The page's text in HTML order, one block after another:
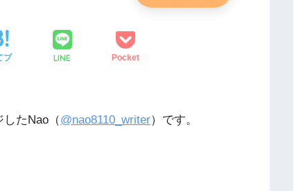
ブ LINE Pocket
たNao（@nao8110_writer）です。